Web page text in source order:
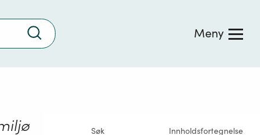
Trykk
søke
Meny
Søk Innholdsfortegnelse